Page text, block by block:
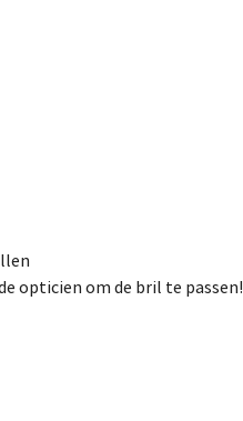
opticien om de bril te passen!